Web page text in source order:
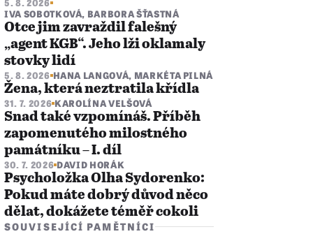
IVA SOBOTKOVÁ, BARBORA ŠŤASTNÁ
Otce jim zavraždil falešný
„agent KGB“. Jeho lži oklamaly
stovky lidí
5. 8. 2026 HANA LANGOVÁ, MARKÉTA PILNÁ
Žena, která neztratila křídla
31. 7. 2026 KAROLÍNA VELŠOVÁ
Snad také vzpomínáš. Příběh
zapomenutého milostného
památníku – I. díl
30. 7. 2026 DAVID HORÁK
Psycholožka Olha Sydorenko:
Pokud máte dobrý důvod něco
dělat, dokážete téměř cokoli
SOUVISEJÍCÍ PAMĚTNÍCI